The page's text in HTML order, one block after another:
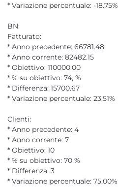
* Variazione percentuale: -18.75%
BN:
Fatturato:
* Anno precedente: 66781.48
* Anno corrente: 82482.15
* Obiettivo: 110000.00
* % su obiettivo: 74, %
* Differenza: 15700.67
* Variazione percentuale: 23.51%
Clienti:
* Anno precedente: 4
* Anno corrente: 7
* Obiettivo: 10
* % su obiettivo: 70 %
* Differenza: 3
* Variazione percentuale: 75.00%